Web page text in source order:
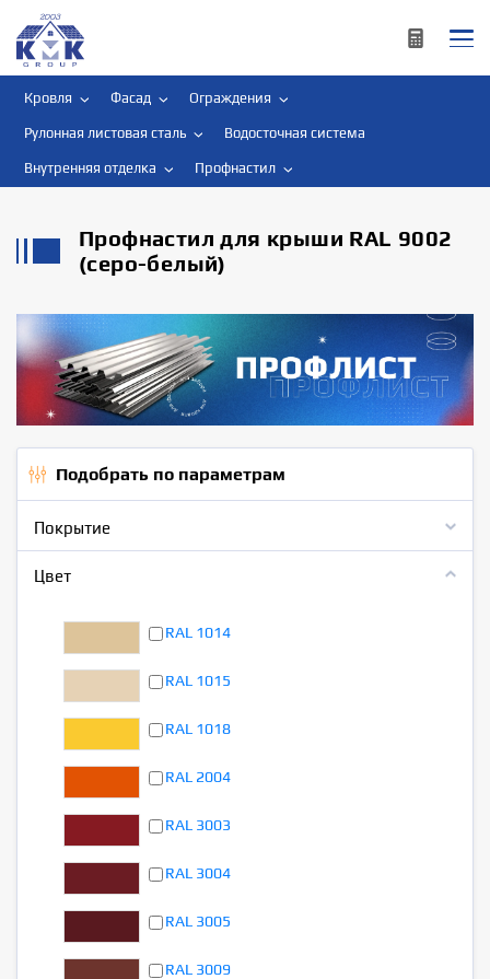
Кровля Фасад Ограждения
Рулонная листовая сталь Водосточная система
Внутренняя отделка Профнастил
Профнастил для крыши RAL 9002
(серо-белый)
Подобрать по параметрам
Покрытие
Цвет
RAL 1014
RAL 1015
RAL 1018
RAL 2004
RAL 3003
RAL 3004
RAL 3005
RAL 3009